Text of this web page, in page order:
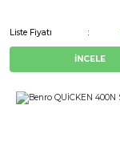
Liste Fiyatı
İNCELE